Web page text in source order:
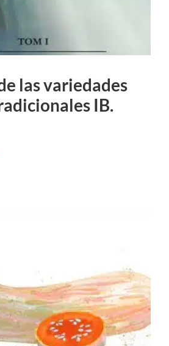
las variedades
IB.